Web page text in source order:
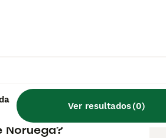
Ver resultados(0)
acudir a
de los animales.
los gatos en el
Noruega?